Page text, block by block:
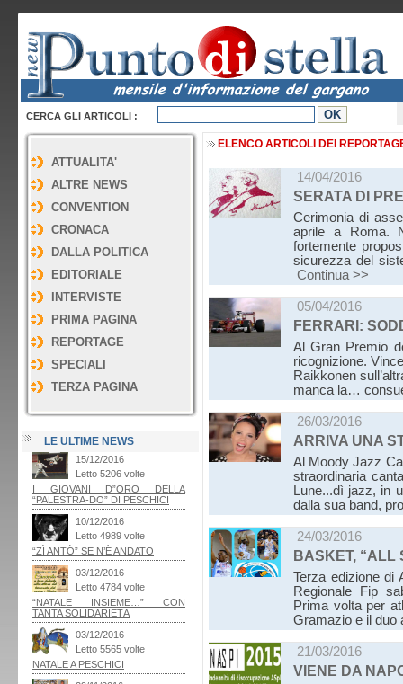
CERCA GLI ARTICOLI :
ATTUALITA'
ALTRE NEWS
CONVENTION
CRONACA
DALLA POLITICA
EDITORIALE
INTERVISTE
PRIMA PAGINA
REPORTAGE
SPECIALI
TERZA PAGINA
LE ULTIME NEWS
ELENCO ARTICOLI DEI
14/04/2016
SERATA DI
Cerimonia di
aprile a Roma.
fortemente
sicurezza del
Continua >>
05/04/2016
FERRARI:
Al Gran Premio
ricognizione.
Raikkonen
manca la…
26/03/2016
ARRIVA UNA
Al Moody Jazz
straordinaria
Lune...dì jazz, in
dalla sua band,
24/03/2016
BASKET, “ALL
Terza edizione di
Regionale Fip
Prima volta per
Gramazio e il
21/03/2016
VIENE DA